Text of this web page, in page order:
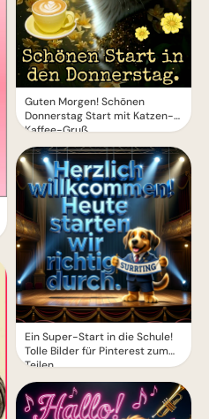
Guten Morgen! Schönen
Donnerstag Start mit Katzen-
Kaffee-Gruß
Ein Super-Start in die Schule!
Tolle Bilder für Pinterest zum
Teilen.